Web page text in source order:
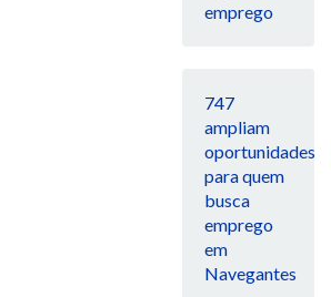
emprego
747
ampliam
oportunidades
para quem
busca
emprego
em
Navegantes